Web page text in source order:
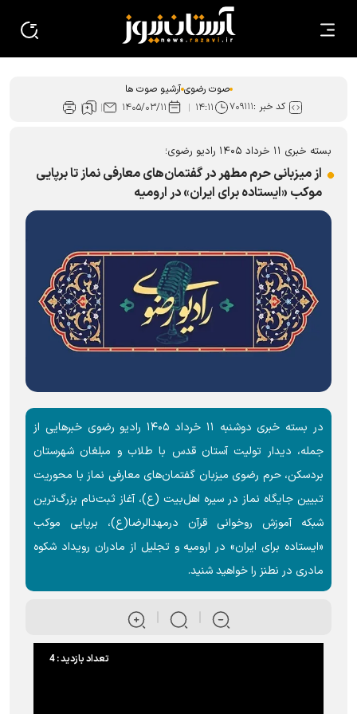
صوت رضوی آرشیو صوت ها
کد خبر :۷۰۹۱۱۱ ۱۴:۱۱ ۱۴۰۵/۰۳/۱۱
بسته خبری ۱۱ خرداد ۱۴۰۵ رادیو رضوی؛
از میزبانی حرم مطهر در گفتمان‌های معارفی نماز تا برپایی
موکب «ایستاده برای ایران» در ارومیه
در بسته خبری دوشنبه ۱۱ خرداد ۱۴۰۵ رادیو رضوی خبرهایی از
جمله، دیدار تولیت آستان قدس با طلاب و مبلغان شهرستان
بردسکن، حرم رضوی میزبان گفتمان‌های معارفی نماز با محوریت
تبیین جایگاه نماز در سیره اهل‌بیت (ع)، آغاز ثبت‌نام بزرگ‌ترین
شبکه آموزش روخوانی قرآن درمهدالرضا(ع)، برپایی موکب
«ایستاده برای ایران» در ارومیه و تجلیل از مادران رویداد شکوه
مادری در نطنز را خواهید شنید.
تعداد بازدید : 4